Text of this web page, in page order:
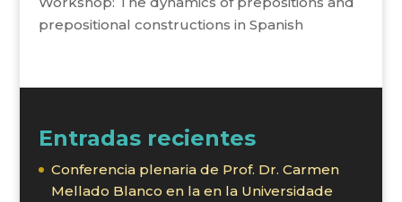
prepositional constructions in Spanish
Entradas recientes
Conferencia plenaria de Prof. Dr. Carmen
Mellado Blanco en la en la Universidade